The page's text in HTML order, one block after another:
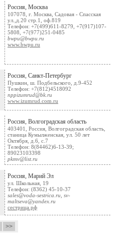
Россия, Москва
107078, г. Москва, Садовая - Спасская
ул.,д.20 стр.1, оф.819
Телефон: +7(499)611-8279, +7(917)107-
5808, +7(977)251-0485
bwpu@bwpu.ru
www.bwpu.ru
Россия, Санкт-Петербург
Пушкин, ш. Подбельского, д.9-452
Телефон: +7(812)4518092
nppizumrud@bk.ru
www.izumrud.com.ru
Россия, Волгоградская область
403401, Россия, Волгоградская область,
станица Кумылженская, ул. 50 лет
Октября, д.6, с.7
Телефон: 8(84462)6-13-39;
89023103398
pkmv@list.ru
Россия, Марий Эл
ул. Школьная, 19
Телефон: (8362) 45-10-37
sales@voda-sestrica.ru, sv-
maltseva@yandex.ru
сестрица.рф
>>